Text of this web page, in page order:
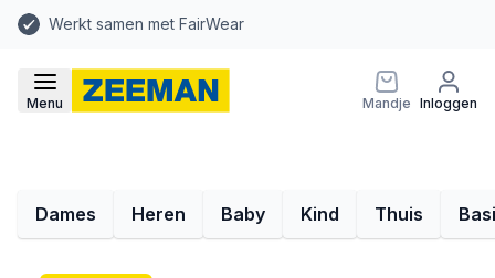
Werkt samen met FairWear
Menu Mandje Inloggen
Dames Heren Baby Kind Thuis